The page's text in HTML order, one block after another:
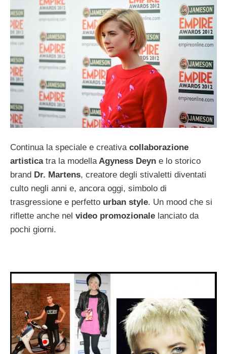
Continua la speciale e creativa collaborazione
artisticatra la modellaAgyness Deyn e lo storico
brand Dr. Martens, creatore degli stivaletti diventati
culto negli anni e, ancora oggi, simbolo di
trasgressione e perfetto urban style. Un mood che si
riflette anche nel video promozionale lanciato da
pochi giorni.